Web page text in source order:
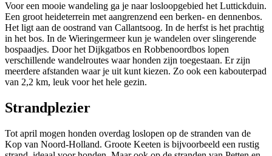
Voor een mooie wandeling ga je naar losloopgebied het Luttickduin.
Een groot heideterrein met aangrenzend een berken- en dennenbos.
Het ligt aan de oostrand van Callantsoog. In de herfst is het prachtig
in het bos. In de Wieringermeer kun je wandelen over slingerende
bospaadjes. Door het Dijkgatbos en Robbenoordbos lopen
verschillende wandelroutes waar honden zijn toegestaan. Er zijn
meerdere afstanden waar je uit kunt kiezen. Zo ook een kabouterpad
van 2,2 km, leuk voor het hele gezin.
Strandplezier
Tot april mogen honden overdag loslopen op de stranden van de
Kop van Noord-Holland. Groote Keeten is bijvoorbeeld een rustig